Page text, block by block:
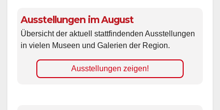
Ausstellungen im August
Übersicht der aktuell stattfindenden Ausstellungen
in vielen Museen und Galerien der Region.
Ausstellungen zeigen!